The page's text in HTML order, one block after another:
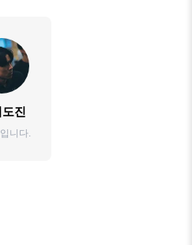
도진
니다.